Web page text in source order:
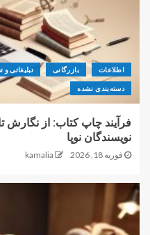
اطلاعات بازرگانی تبلیغاتی و
دسته‌بندی نشده
فرآیند چاپ کتاب: از نگارش
نویسندگان نوپا
فوریه 18, 2026 kamalia